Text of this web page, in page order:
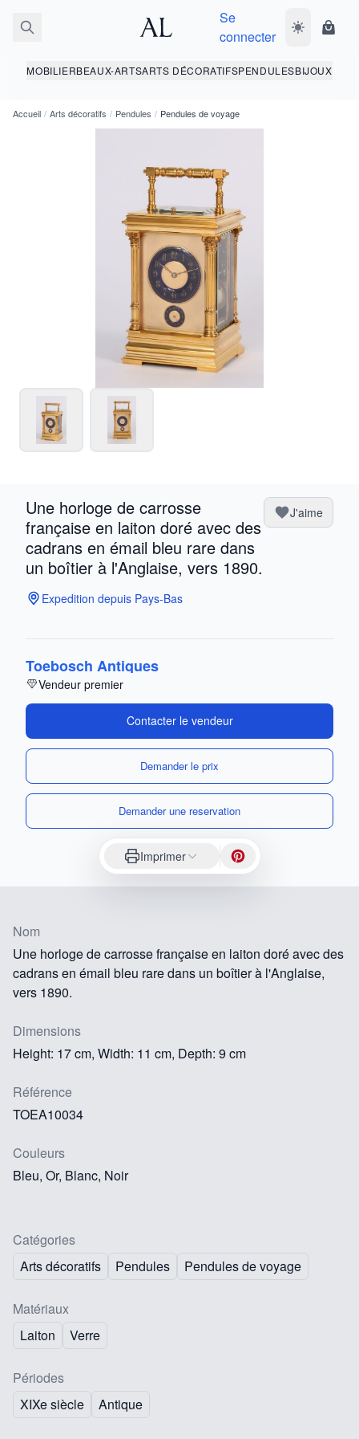
Se
connecter
Basculer le
MOBILIERBEAUX-ARTSARTS DÉCORATIFSPENDULESBIJOUX
Accueil / Arts décoratifs / Pendules / Pendules de voyage
Une horloge de carrosse
française en laiton doré avec des
cadrans en émail bleu rare dans
un boîtier à l'Anglaise, vers 1890.
J'aime
Expedition depuis Pays-Bas
Toebosch Antiques
Vendeur premier
Contacter le vendeur
Demander le prix
Demander une reservation
Imprimer
Nom
Une horloge de carrosse française en laiton doré avec des
cadrans en émail bleu rare dans un boîtier à l'Anglaise,
vers 1890.
Dimensions
Height: 17 cm, Width: 11 cm, Depth: 9 cm
Référence
TOEA10034
Couleurs
Bleu, Or, Blanc, Noir
Catégories
Arts décoratifs
Pendules Pendules de voyage
Matériaux
Laiton
Verre
Périodes
XIXe siècle
Antique